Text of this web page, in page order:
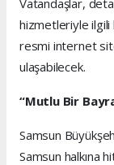
hizmetleriyle ilgili
resmi internet
ulaşabilecek.
“Mutlu Bir
Samsun
Samsun halkına